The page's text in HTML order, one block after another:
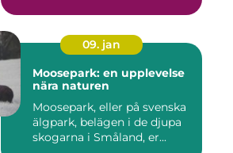
09. jan
Moosepark: en upplevelse
nära naturen
Moosepark, eller på svenska
älgpark, belägen i de djupa
skogarna i Småland, er...